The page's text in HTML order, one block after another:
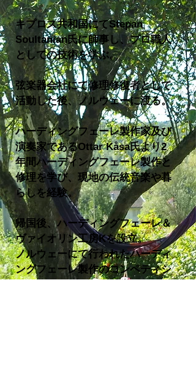
キプロス共和国にてStepan
Soultanian氏に師事し、プロ職人
としての技術を学ぶ。
弦楽器会社にて修理修復者として
活動した後、ノルウェーに渡る。
ハーディングフェーレ製作家及び
演奏家であるOttar Kåsa氏より2
年間ハーディングフェーレ製作と
修理を学び、現地の伝統音楽や暮
らしを経験。
帰国後、ハーディングフェーレ＆
ヴァイオリン工房Kを設立。
ノルウェーにて行われたハーディ
ングフェーレ製作のコンペティシ